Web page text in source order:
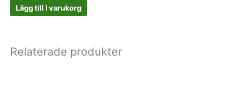
Lägg till i varukorg
Relaterade produkter